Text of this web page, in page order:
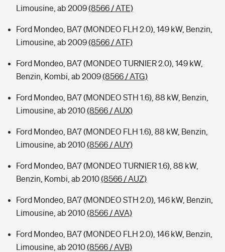
Limousine, ab 2009(8566 / ATE)
Ford Mondeo, BA7 (MONDEO FLH 2.0), 149 kW, Benzin,
Limousine, ab 2009(8566 / ATF)
Ford Mondeo, BA7 (MONDEO TURNIER 2.0), 149 kW,
Benzin, Kombi, ab 2009(8566 / ATG)
Ford Mondeo, BA7 (MONDEO STH 1.6), 88 kW, Benzin,
Limousine, ab 2010(8566 / AUX)
Ford Mondeo, BA7 (MONDEO FLH 1.6), 88 kW, Benzin,
Limousine, ab 2010(8566 / AUY)
Ford Mondeo, BA7 (MONDEO TURNIER 1.6), 88 kW,
Benzin, Kombi, ab 2010(8566 / AUZ)
Ford Mondeo, BA7 (MONDEO STH 2.0), 146 kW, Benzin,
Limousine, ab 2010(8566 / AVA)
Ford Mondeo, BA7 (MONDEO FLH 2.0), 146 kW, Benzin,
Limousine, ab 2010(8566 / AVB)